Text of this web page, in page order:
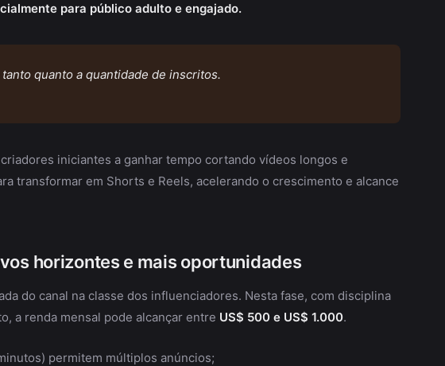
para público adulto e engajado.
quanto a quantidade de inscritos.
iniciantes a ganhar tempo cortando vídeos longos e
transformar em Shorts e Reels, acelerando o crescimento e alcance
horizontes e mais oportunidades
do canal na classe dos influenciadores. Nesta fase, com disciplina
a renda mensal pode alcançar entre US$ 500 e US$ 1.000.
permitem múltiplos anúncios;